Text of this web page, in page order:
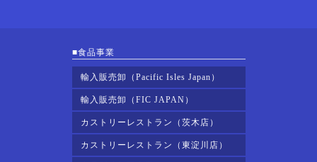
■食品事業
輸入販売卸（Pacific Isles Japan）
輸入販売卸（FIC JAPAN）
カストリーレストラン（茨木店）
カストリーレストラン（東淀川店）